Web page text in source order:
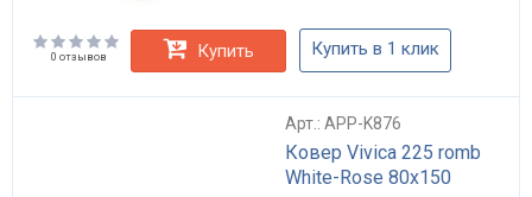
0 отзывов Купить Купить в 1 клик
Арт.: APP-K876
Ковер Vivica 225 romb
White-Rose 80х150